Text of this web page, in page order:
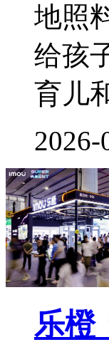
地照
给孩
育儿
2026-
乐橙